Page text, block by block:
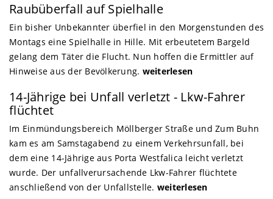
Raubüberfall auf Spielhalle
Ein bisher Unbekannter überfiel in den Morgenstunden des
Montags eine Spielhalle in Hille. Mit erbeutetem Bargeld
gelang dem Täter die Flucht. Nun hoffen die Ermittler auf
Hinweise aus der Bevölkerung. weiterlesen
14-Jährige bei Unfall verletzt - Lkw-Fahrer
flüchtet
Im Einmündungsbereich Möllberger Straße und Zum Buhn
kam es am Samstagabend zu einem Verkehrsunfall, bei
dem eine 14-Jährige aus Porta Westfalica leicht verletzt
wurde. Der unfallverursachende Lkw-Fahrer flüchtete
anschließend von der Unfallstelle. weiterlesen